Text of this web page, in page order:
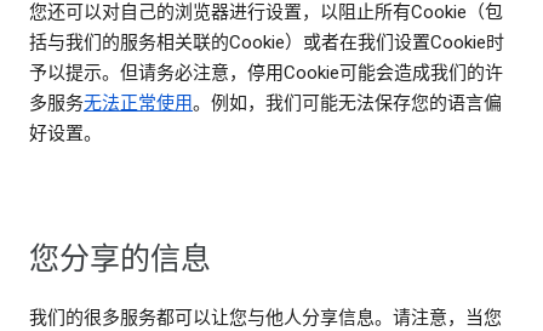
您还可以对自己的浏览器进行设置，以阻止所有Cookie（包
括与我们的服务相关联的Cookie）或者在我们设置Cookie时
予以提示。但请务必注意，停用Cookie可能会造成我们的许
多服务无法正常使用。例如，我们可能无法保存您的语言偏
好设置。
您分享的信息
我们的很多服务都可以让您与他人分享信息。请注意，当您